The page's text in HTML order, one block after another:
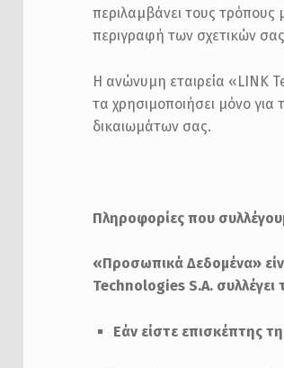
περιλαμβάνει τους
περιγραφή των σχετικών
Η ανώνυμη εταιρεία «LINK
τα χρησιμοποιήσει μόνο
δικαιωμάτων σας.
Πληροφορίες που
«Προσωπικά Δεδομένα»
Technologies S.A. συλλέγει
Εάν είστε επισκέπτης